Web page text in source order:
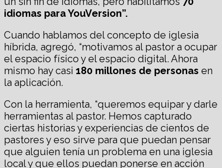
idiomas paraYouVersion”.
Cuando hablamos del concepto de iglesia
híbrida, agregó, “motivamos al pastor a ocupar
el espacio físico y el espacio digital. Ahora
mismo hay casi 180 millones de personas en
la aplicación.
Con la herramienta, “queremos equipar y darle
herramientas al pastor. Hemos capturado
ciertas historias y experiencias de cientos de
pastores y eso sirve para que puedan pensar
que alguien tenía un problema en una iglesia
local y que ellos puedan ponerse en acción